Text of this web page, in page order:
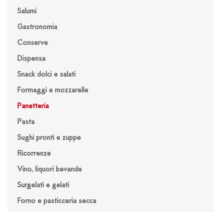
Salumi
Gastronomia
Conserve
Dispensa
Snack dolci e salati
Formaggi e mozzarelle
Panetteria
Pasta
Sughi pronti e zuppe
Ricorrenze
Vino, liquori bevande
Surgelati e gelati
Forno e pasticceria secca